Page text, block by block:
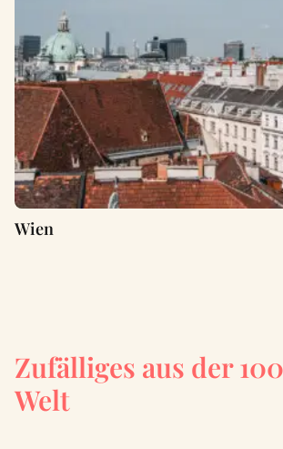
Wien
Zufälliges aus der
Welt